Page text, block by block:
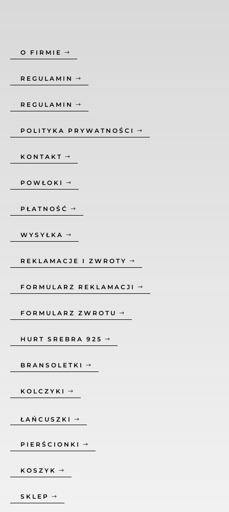
O FIRMIE
REGULAMIN
REGULAMIN
POLITYKA PRYWATNOŚCI
KONTAKT
POWŁOKI
PŁATNOŚĆ
WYSYŁKA
REKLAMACJE I ZWROTY
FORMULARZ REKLAMACJI
FORMULARZ ZWROTU
HURT SREBRA 925
BRANSOLETKI
KOLCZYKI
ŁAŃCUSZKI
PIERŚCIONKI
KOSZYK
SKLEP